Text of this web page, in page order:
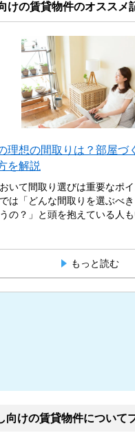
けの賃貸物件のオススメ
理想の間取りは？部屋づ
を解説
いて間取り選びは重要なポ
は「どんな間取りを選ぶべ
の？」と頭を抱えている人も
もっと読む
向けの賃貸物件について